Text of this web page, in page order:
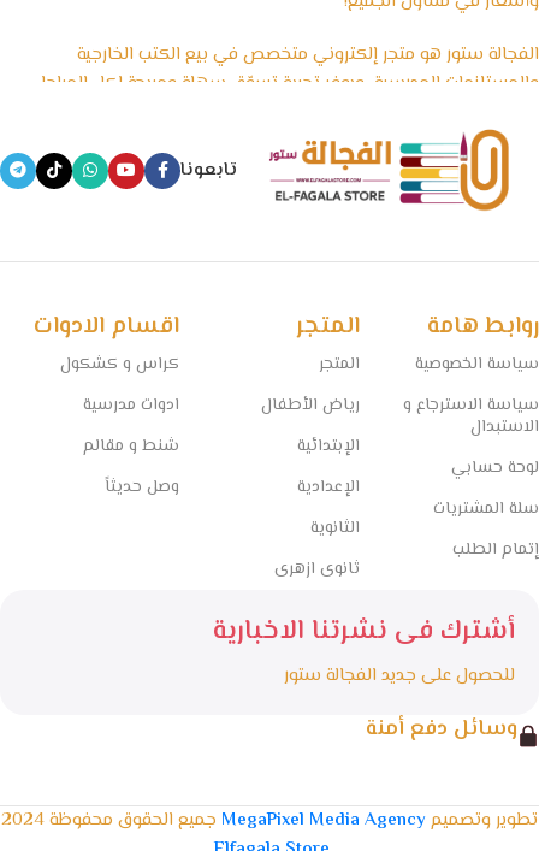
الفجالة ستور هو متجر إلكتروني متخصص في بيع الكتب الخارجية
والمستلزمات المدرسية، ويوفر تجربة تسوّق سهلة ومريحة لكل المراحل
الأدوات المكتبية والكشاكيل.
نسعى في الفجالة ستور إلى تقديم منتجات تعليمية موثوقة ومصادر
تابعونا
روابط هامة
سياسة الخصوصية
سياسة الاسترجاع و
الاستبدال
لوحة حسابي
سلة المشتريات
إتمام الطلب
المتجر
المتجر
رياض الأطفال
الإبتدائية
الإعدادية
الثانوية
ثانوى ازهرى
اقسام الادوات
كراس و كشكول
ادوات مدرسية
شنط و مقالم
وصل حديثاً
أشترك فى نشرتنا الاخبارية
للحصول على جديد الفجالة ستور
وسائل دفع أمنة
تطوير وتصميمMegaPixel Media Agency جميع الحقوق محفوظة 2024